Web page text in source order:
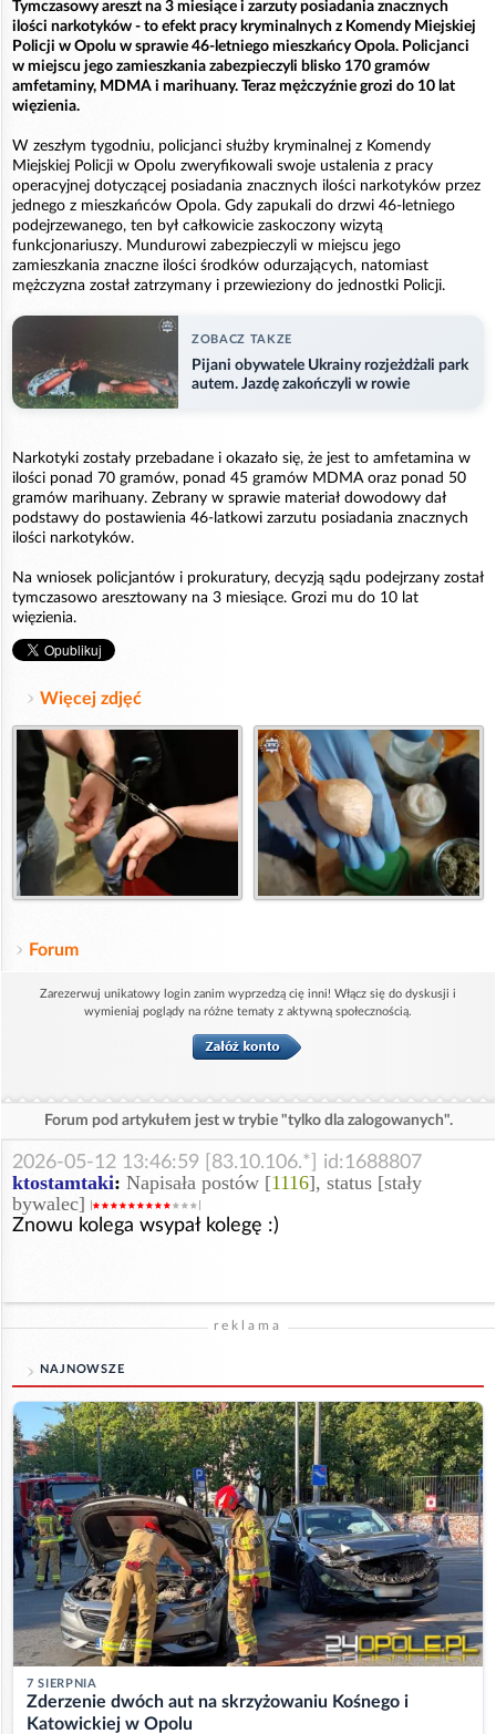
Tymczasowy areszt na 3 miesiące i zarzuty posiadania znacznych
ilości narkotyków - to efekt pracy kryminalnych z Komendy Miejskiej
Policji w Opolu w sprawie 46-letniego mieszkańcy Opola. Policjanci
w miejscu jego zamieszkania zabezpieczyli blisko 170 gramów
amfetaminy, MDMA i marihuany. Teraz mężczyźnie grozi do 10 lat
więzienia.
W zeszłym tygodniu, policjanci służby kryminalnej z Komendy
Miejskiej Policji w Opolu zweryfikowali swoje ustalenia z pracy
operacyjnej dotyczącej posiadania znacznych ilości narkotyków przez
jednego z mieszkańców Opola. Gdy zapukali do drzwi 46-letniego
podejrzewanego, ten był całkowicie zaskoczony wizytą
funkcjonariuszy. Mundurowi zabezpieczyli w miejscu jego
zamieszkania znaczne ilości środków odurzających, natomiast
mężczyzna został zatrzymany i przewieziony do jednostki Policji.
ZOBACZ TAKZE
Pijani obywatele Ukrainy rozjeżdżali park
autem. Jazdę zakończyli w rowie
Narkotyki zostały przebadane i okazało się, że jest to amfetamina w
ilości ponad 70 gramów, ponad 45 gramów MDMA oraz ponad 50
gramów marihuany. Zebrany w sprawie materiał dowodowy dał
podstawy do postawienia 46-latkowi zarzutu posiadania znacznych
ilości narkotyków.
Na wniosek policjantów i prokuratury, decyzją sądu podejrzany został
tymczasowo aresztowany na 3 miesiące. Grozi mu do 10 lat
więzienia.
Więcej zdjęć
Forum
Zarezerwuj unikatowy login zanim wyprzedzą cię inni! Włącz się do dyskusji i
wymieniaj poglądy na różne tematy z aktywną społecznością.
Forum pod artykułem jest w trybie "tylko dla zalogowanych".
2026-05-12 13:46:59 [83.10.106.*] id:1688807
ktostamtaki: Napisała postów [1116], status [stały
bywalec]
Znowu kolega wsypał kolegę :)
reklama
NAJNOWSZE
7 SIERPNIA
Zderzenie dwóch aut na skrzyżowaniu Kośnego i
Katowickiej w Opolu